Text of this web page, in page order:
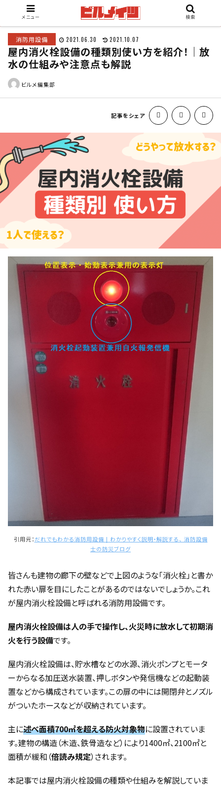
消防用設備 2021.06.30 2021.10.07
屋内消火栓設備の種類別使い方を紹介！｜放
水の仕組みや注意点も解説
ビルメ編集部
引用元：だれでもわかる消防用設備 | わかりやすく説明・解説する、 消防設備
士の防災ブログ
皆さんも建物の廊下の壁などで上図のような「消火栓」と書か
れた赤い扉を目にしたことがあるのではないでしょうか。これ
が屋内消火栓設備と呼ばれる消防用設備です。
屋内消火栓設備は人の手で操作し、火災時に放水して初期消
火を行う設備です。
屋内消火栓設備は、貯水槽などの水源、消火ポンプとモータ
ーからなる加圧送水装置、押しボタンや発信機などの起動装
置などから構成されています。この扉の中には開閉弁とノズル
がついたホースなどが収納されています。
主に述べ面積700㎡を超える防火対象物に設置されていま
す。建物の構造（木造、鉄骨造など）により1400㎡、2100㎡と
面積が緩和（倍読み規定）されます。
本記事では屋内消火栓設備の種類や仕組みを解説していま
メニュー 検索